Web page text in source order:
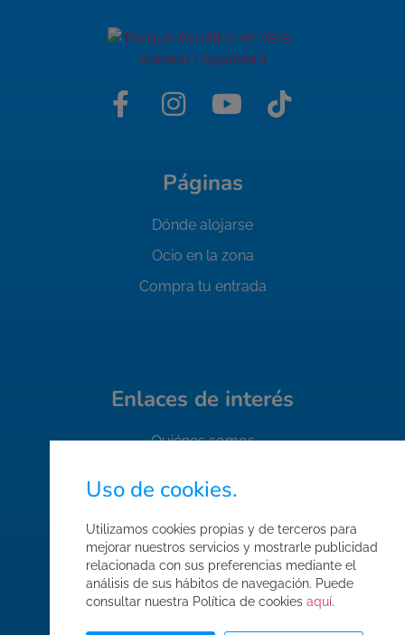
Páginas
Dónde alojarse
Ocio en la zona
Compra tu entrada
Enlaces de interés
Quiénes somos
Trabaja con nosotros
FAQ's
Normas de seguridad
Condiciones de compra
Uso de cookies.
Utilizamos cookies propias y de terceros para
mejorar nuestros servicios y mostrarle publicidad
relacionada con sus preferencias mediante el
análisis de sus hábitos de navegación. Puede
consultar nuestra Política de cookies aquí.